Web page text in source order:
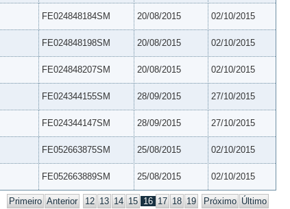
FE024848184SM 20/08/2015 02/10/2015
FE024848198SM 20/08/2015 02/10/2015
FE024848207SM 20/08/2015 02/10/2015
FE024344155SM 28/09/2015 27/10/2015
FE024344147SM 28/09/2015 27/10/2015
FE052663875SM 25/08/2015 02/10/2015
FE052663889SM 25/08/2015 02/10/2015
Primeiro Anterior 12 13 14 15 16 17 18 19 Próximo Último